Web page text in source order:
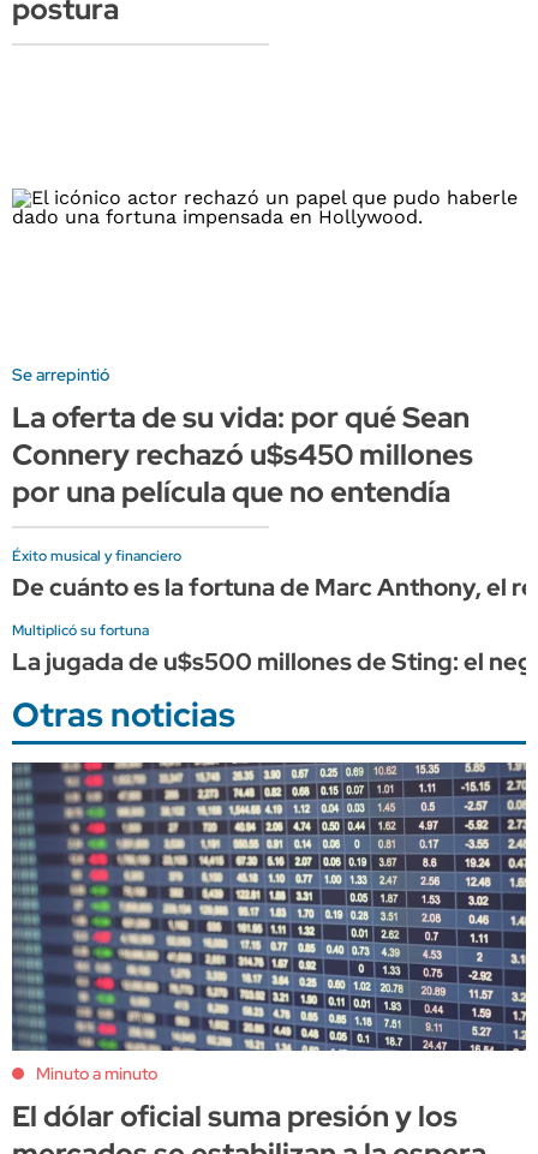
postura
Se arrepintió
La oferta de su vida: por qué Sean
Connery rechazó u$s450 millones
por una película que no entendía
Éxito musical y financiero
De cuánto es la fortuna de Marc Anthony, el
Multiplicó su fortuna
La jugada de u$s500 millones de Sting: el
Otras noticias
Minuto a minuto
El dólar oficial suma presión y los